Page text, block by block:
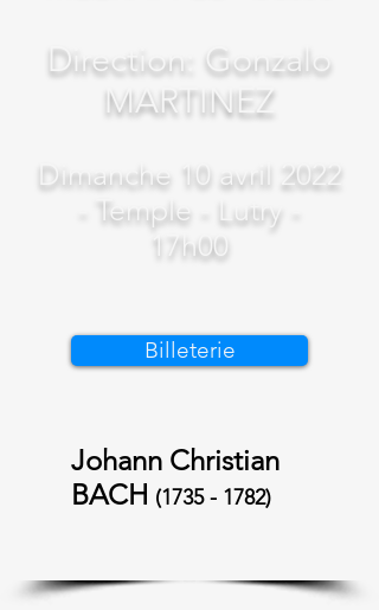
Direction: Gonzalo
MARTINEZ
Dimanche 10 avril 2022
- Temple - Lutry -
17h00
Billeterie
Johann Christian
BACH (1735 - 1782)